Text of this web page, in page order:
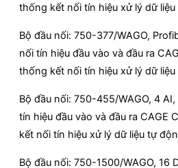
thống kết nối tín hiệu xử lý dữ
Bộ đầu nối: 750-377/WAGO,
nối tín hiệu đầu vào và đầu ra
thống kết nối tín hiệu xử lý dữ
Bộ đầu nối: 750-455/WAGO, 4
tín hiệu đầu vào và đầu ra CAGE
kết nối tín hiệu xử lý dữ liệu tự
Bộ đầu nối: 750-1500/WAGO, 16